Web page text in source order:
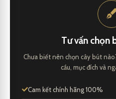
Tư vấn chọn
Chưa biết nên chọn cây bút
cầu, mục đích và
Cam kết chính hãng 100%